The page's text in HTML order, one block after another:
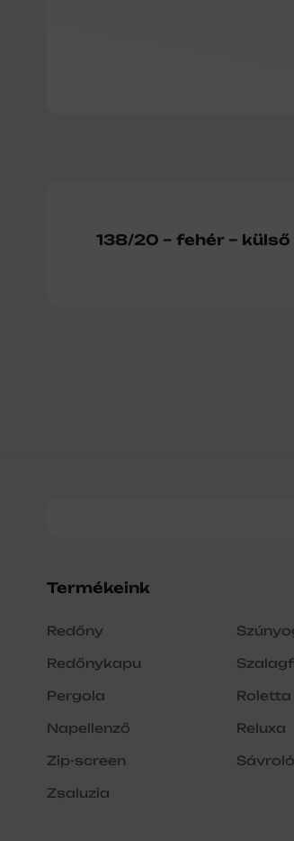
138/20 – fehér –
Termékeink
Redőny
Redőnykapu
Pergola
Napellenző
Zip-screen
Zsaluzia
Roletta
Reluxa
Sávroló